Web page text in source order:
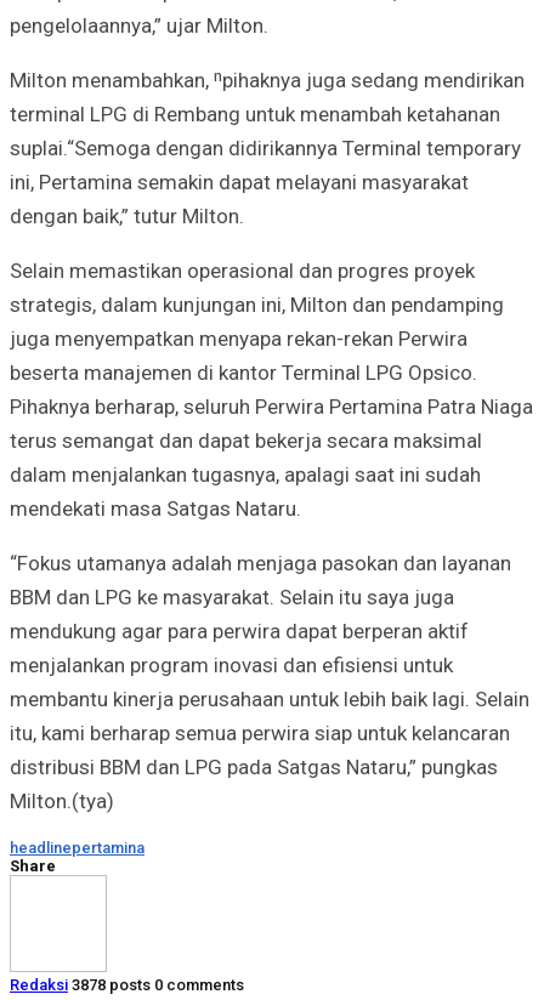
pengelolaannya,” ujar Milton.
Milton menambahkan, ⁿpihaknya juga sedang mendirikan
terminal LPG di Rembang untuk menambah ketahanan
suplai.“Semoga dengan didirikannya Terminal temporary
ini, Pertamina semakin dapat melayani masyarakat
dengan baik,” tutur Milton.
Selain memastikan operasional dan progres proyek
strategis, dalam kunjungan ini, Milton dan pendamping
juga menyempatkan menyapa rekan-rekan Perwira
beserta manajemen di kantor Terminal LPG Opsico.
Pihaknya berharap, seluruh Perwira Pertamina Patra Niaga
terus semangat dan dapat bekerja secara maksimal
dalam menjalankan tugasnya, apalagi saat ini sudah
mendekati masa Satgas Nataru.
“Fokus utamanya adalah menjaga pasokan dan layanan
BBM dan LPG ke masyarakat. Selain itu saya juga
mendukung agar para perwira dapat berperan aktif
menjalankan program inovasi dan efisiensi untuk
membantu kinerja perusahaan untuk lebih baik lagi. Selain
itu, kami berharap semua perwira siap untuk kelancaran
distribusi BBM dan LPG pada Satgas Nataru,” pungkas
Milton.(tya)
headlinepertamina
Share
Redaksi 3878 posts 0 comments